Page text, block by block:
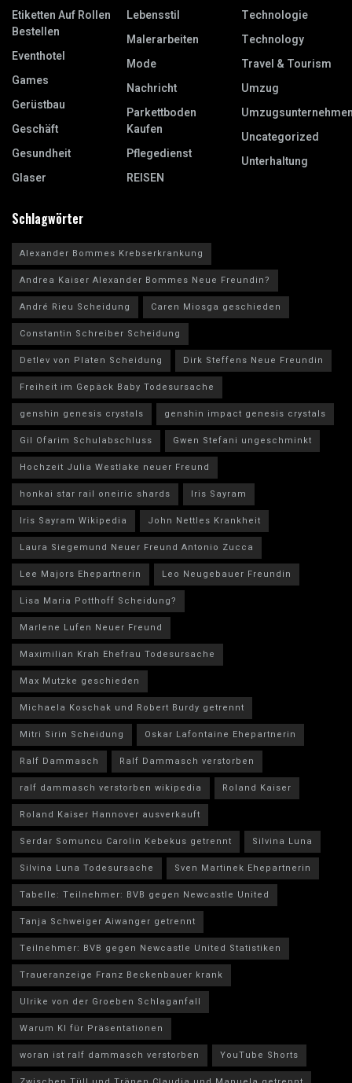
Etiketten Auf Rollen
Bestellen
Eventhotel
Games
Gerüstbau
Geschäft
Gesundheit
Glaser
Lebensstil
Malerarbeiten
Mode
Nachricht
Parkettboden
Kaufen
Pflegedienst
REISEN
Technologie
Technology
Travel & Tourism
Umzug
Uncategorized
Unterhaltung
Schlagwörter
Alexander Bommes Krebserkrankung
Andrea Kaiser Alexander Bommes Neue Freundin?
André Rieu Scheidung
Caren Miosga geschieden
Constantin Schreiber Scheidung
Detlev von Platen Scheidung
Dirk Steffens Neue Freundin
Freiheit im Gepäck Baby Todesursache
genshin genesis crystals
genshin impact genesis crystals
Gil Ofarim Schulabschluss
Gwen Stefani ungeschminkt
Hochzeit Julia Westlake neuer Freund
honkai star rail oneiric shards
Iris Sayram
Iris Sayram Wikipedia
John Nettles Krankheit
Laura Siegemund Neuer Freund Antonio Zucca
Lee Majors Ehepartnerin
Leo Neugebauer Freundin
Lisa Maria Potthoff Scheidung?
Marlene Lufen Neuer Freund
Maximilian Krah Ehefrau Todesursache
Max Mutzke geschieden
Michaela Koschak und Robert Burdy getrennt
Mitri Sirin Scheidung
Oskar Lafontaine Ehepartnerin
Ralf Dammasch
Ralf Dammasch verstorben
ralf dammasch verstorben wikipedia
Roland Kaiser
Roland Kaiser Hannover ausverkauft
Serdar Somuncu Carolin Kebekus getrennt
Silvina Luna
Silvina Luna Todesursache
Sven Martinek Ehepartnerin
Tabelle: Teilnehmer: BVB gegen Newcastle United
Tanja Schweiger Aiwanger getrennt
Teilnehmer: BVB gegen Newcastle United Statistiken
Traueranzeige Franz Beckenbauer krank
Ulrike von der Groeben Schlaganfall
Warum KI für Präsentationen
woran ist ralf dammasch verstorben
YouTube Shorts